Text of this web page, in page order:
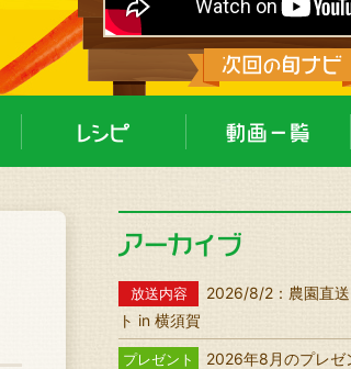
放送内容
2026/8/2：農園直
ト in 横須賀
プレゼント 2026年8月のプレゼ